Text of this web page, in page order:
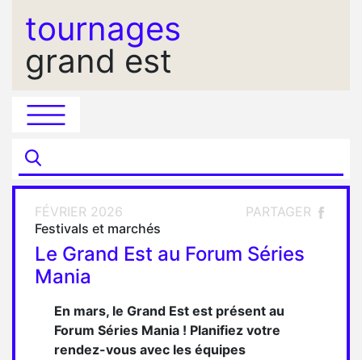
tournages
grand est
FÉVRIER 2026
PARTAGER
Festivals et marchés
Le Grand Est au Forum Séries
Mania
En mars, le Grand Est est présent au
Forum Séries Mania ! Planifiez votre
rendez-vous avec les équipes